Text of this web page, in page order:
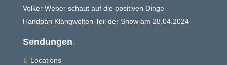
Volker Weber schaut auf die positiven Dinge
Handpan Klangwelten Teil der Show am 28.04.2024
Sendungen.
 Locations